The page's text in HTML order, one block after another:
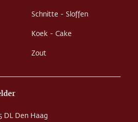
Schnitte - Sloffen
Koek - Cake
Zout
DL Den Haag